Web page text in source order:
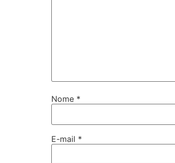
Nome *
E-mail *